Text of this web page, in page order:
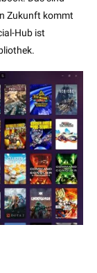
Zukunft kommt
Hub ist